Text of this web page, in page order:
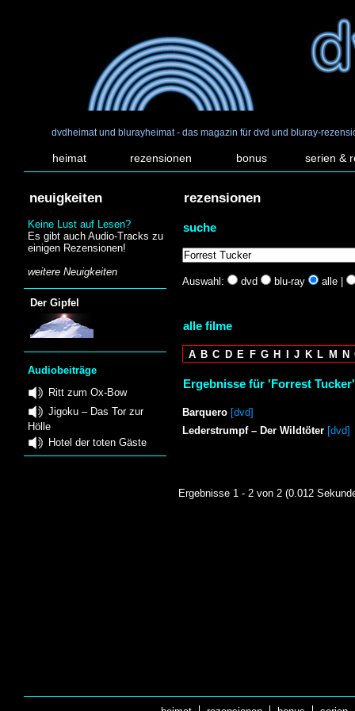
dvdheimat und blurayheimat - das magazin für dvd und bluray-
heimat rezensionen bonus serien &
neuigkeiten
Keine Lust auf Lesen?
Es gibt auch Audio-Tracks zu
einigen Rezensionen!
weitere Neuigkeiten
Der Gipfel
Audiobeiträge
Ritt zum Ox-Bow
Jigoku – Das Tor zur
Hölle
Hotel der toten Gäste
rezensionen
suche
Auswahl: dvd blu-ray alle |
alle filme
A B C D E F G H I J K L M N
Ergebnisse für 'Forrest
Barquero [dvd]
Lederstrumpf – Der Wildtöter [dvd]
Ergebnisse 1 - 2 von 2 (0.012